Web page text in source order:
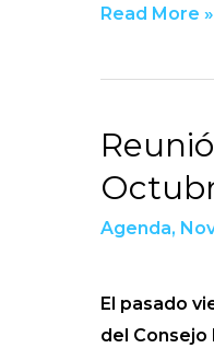
Read More »
Agenda,
El pasado
del
Reunión
Asamblea
del
NOA
de